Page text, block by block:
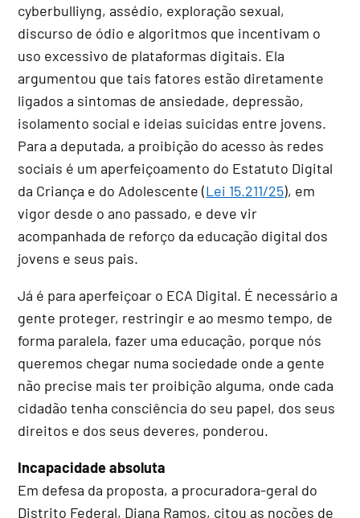
cyberbulliyng, assédio, exploração sexual,
discurso de ódio e algoritmos que incentivam o
uso excessivo de plataformas digitais. Ela
argumentou que tais fatores estão diretamente
ligados a sintomas de ansiedade, depressão,
isolamento social e ideias suicidas entre jovens.
Para a deputada, a proibição do acesso às redes
sociais é um aperfeiçoamento do Estatuto Digital
da Criança e do Adolescente (Lei 15.211/25), em
vigor desde o ano passado, e deve vir
acompanhada de reforço da educação digital dos
jovens e seus pais.
Já é para aperfeiçoar o ECA Digital. É necessário a
gente proteger, restringir e ao mesmo tempo, de
forma paralela, fazer uma educação, porque nós
queremos chegar numa sociedade onde a gente
não precise mais ter proibição alguma, onde cada
cidadão tenha consciência do seu papel, dos seus
direitos e dos seus deveres, ponderou.
Incapacidade absoluta
Em defesa da proposta, a procuradora-geral do
Distrito Federal, Diana Ramos, citou as noções de